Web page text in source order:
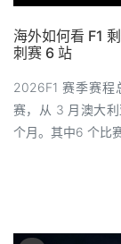
海外如何看 F1
刺赛 6 站
2026F1 赛季赛
赛，从 3 月澳大
个月。其中6 个比